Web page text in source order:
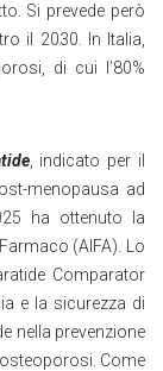
Si prevede però
il 2030. In Italia,
di cui l’80%
, indicato per il
menopausa ad
ha ottenuto la
(AIFA). Lo
Comparator
e la sicurezza di
nella prevenzione
Come